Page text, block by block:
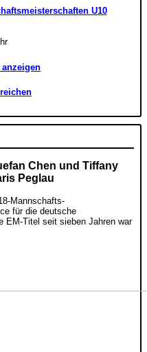
U10
Chen und Tiffany
Peglau
Mannschafts-
für die deutsche
EM-Titel seit sieben Jahren war